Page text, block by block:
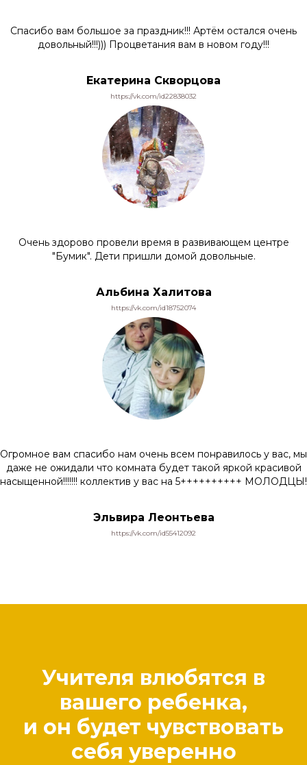
Спасибо вам большое за праздник!!! Артём остался очень
довольный!!!))) Процветания вам в новом году!!!
Екатерина Скворцова
https://vk.com/id22838032
Очень здорово провели время в развивающем центре
"Бумик". Дети пришли домой довольные.
Альбина Халитова
https://vk.com/id18752074
Огромное вам спасибо нам очень всем понравилось у вас, мы
даже не ожидали что комната будет такой яркой красивой
насыщенной!!!!!!! коллектив у вас на 5++++++++++ МОЛОДЦЫ!
Эльвира Леонтьева
https://vk.com/id55412092
Учителя влюбятся в
вашего ребенка,
и он будет чувствовать
себя уверенно
Согласие на обработку персональных данных
Реквизиты Политика конфиденциальности